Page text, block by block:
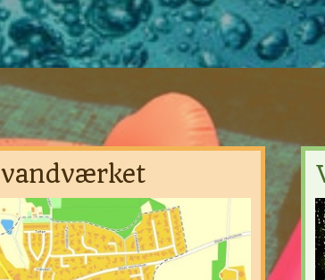
vandværket